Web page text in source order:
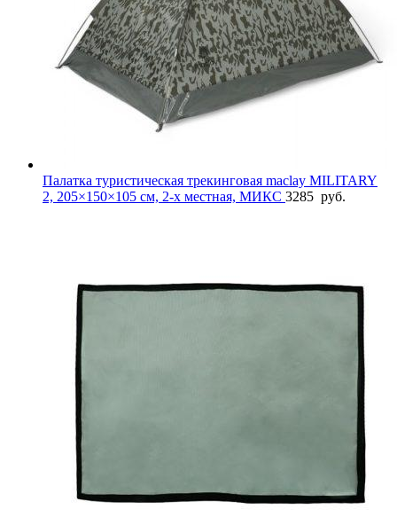
Палатка туристическая трекинговая maclay MILITARY
2, 205×150×105 см, 2-х местная, МИКС 3285 руб.